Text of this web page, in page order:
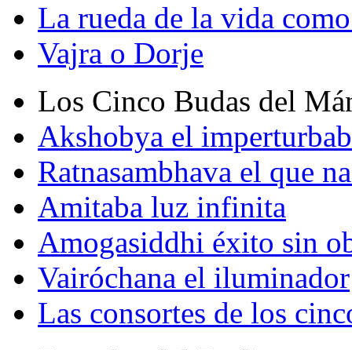
La rueda de la vida
Vajra o Dorje
Los Cinco Budas del
Akshobya el
Ratnasambhava el que
Amitaba luz infinita
Amogasiddhi éxito sin
Vairóchana el iluminador
Las consortes de los